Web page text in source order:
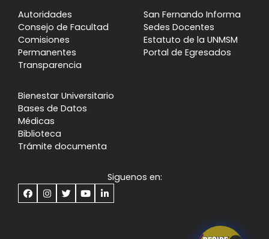
Autoridades
Consejo de Facultad
Comisiones
Permanentes
Transparencia
San Fernando Informa
Sedes Docentes
Estatuto de la UNMSM
Portal de Egresados
Bienestar Universitario
Bases de Datos
Médicas
Biblioteca
Trámite documenta
Siguenos en: